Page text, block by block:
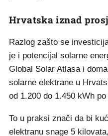
Hrvatska iznad
Razlog zašto se
je i potencijal solarne
Global Solar Atlasa i
solarne elektrane u
od 1.200 do 1.450 kWh
To u praksi znači da bi
elektranu snage 5